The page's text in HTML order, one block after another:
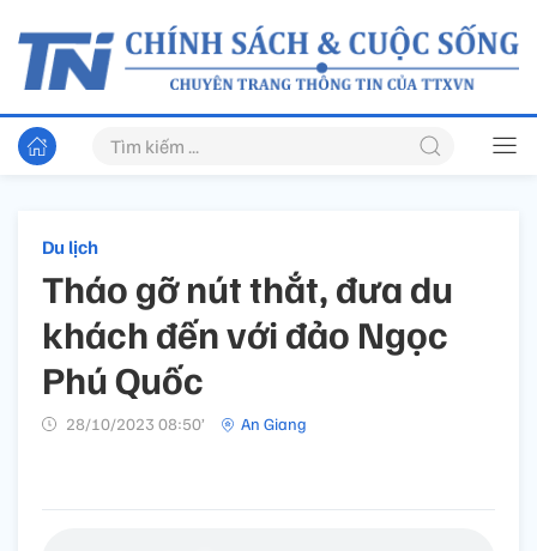
Du lịch
Tháo gỡ nút thắt, đưa du
khách đến với đảo Ngọc
Phú Quốc
28/10/2023 08:50’ An Giang